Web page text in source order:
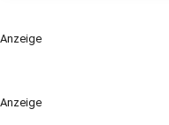
Anzeige
Anzeige